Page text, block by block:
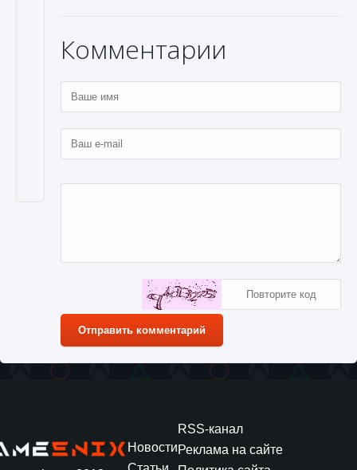
Комментарии
Отправить комментарий
Новости
RSS-канал
Реклама на сайте